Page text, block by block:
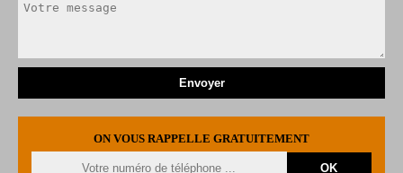
ON VOUS RAPPELLE GRATUITEMENT